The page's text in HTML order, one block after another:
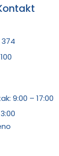
374
9:00 – 17:00